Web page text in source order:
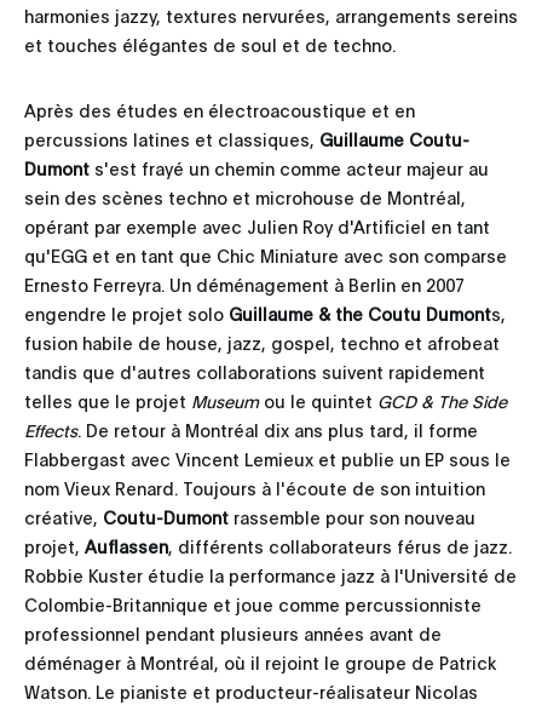
harmonies jazzy, textures nervurées, arrangements sereins
et touches élégantes de soul et de techno.
Après des études en électroacoustique et en
percussions latines et classiques, Guillaume Coutu-
Dumont s'est frayé un chemin comme acteur majeur au
sein des scènes techno et microhouse de Montréal,
opérant par exemple avec Julien Roy d'Artificiel en tant
qu'EGG et en tant que Chic Miniature avec son comparse
Ernesto Ferreyra. Un déménagement à Berlin en 2007
engendre le projet solo Guillaume & the Coutu Dumonts,
fusion habile de house, jazz, gospel, techno et afrobeat
tandis que d'autres collaborations suivent rapidement
telles que le projet Museumou le quintet GCD & The Side
Effects. De retour à Montréal dix ans plus tard, il forme
Flabbergast avec Vincent Lemieux et publie un EP sous le
nom Vieux Renard. Toujours à l'écoute de son intuition
créative, Coutu-Dumont rassemble pour son nouveau
projet, Auflassen, différents collaborateurs férus de jazz.
Robbie Kuster étudie la performance jazz à l'Université de
Colombie-Britannique et joue comme percussionniste
professionnel pendant plusieurs années avant de
déménager à Montréal, où il rejoint le groupe de Patrick
Watson. Le pianiste et producteur-réalisateur Nicolas